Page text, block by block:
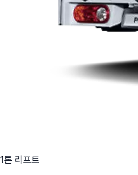
1톤 리프트